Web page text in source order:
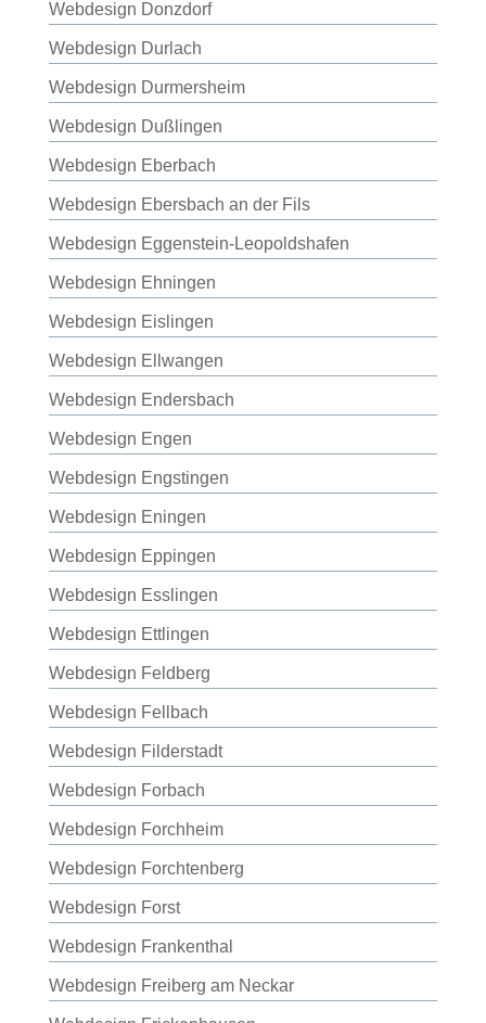
Webdesign Donzdorf
Webdesign Durlach
Webdesign Durmersheim
Webdesign Dußlingen
Webdesign Eberbach
Webdesign Ebersbach an der Fils
Webdesign Eggenstein-Leopoldshafen
Webdesign Ehningen
Webdesign Eislingen
Webdesign Ellwangen
Webdesign Endersbach
Webdesign Engen
Webdesign Engstingen
Webdesign Eningen
Webdesign Eppingen
Webdesign Esslingen
Webdesign Ettlingen
Webdesign Feldberg
Webdesign Fellbach
Webdesign Filderstadt
Webdesign Forbach
Webdesign Forchheim
Webdesign Forchtenberg
Webdesign Forst
Webdesign Frankenthal
Webdesign Freiberg am Neckar